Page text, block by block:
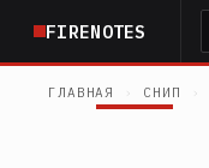
основному
содержанию
FIRENOTES
ГЛАВНАЯ СНИП